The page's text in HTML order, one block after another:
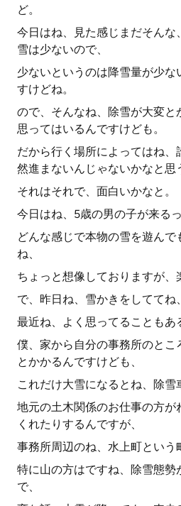
ど。
今日はね、見た感じまだそんな
雪は少ないので、
少ないというのは降雪量が少な
すけどね。
ので、そんなね、除雪が大変と
思ってはいるんですけども。
だから行く場所によってはね
然進まないんじゃないかなと思
それはそれで、面白いかなと。
今日はね、5歳の男の子が来る
どんな感じで本物の雪を遊んで
ね、
ちょっと想像しておりますが、
で、昨日ね、雪かきをしててね
最近ね、よく思ってることもあ
僕、家から自分の事務所のとこ
とかかるんですけども、
これだけ大雪になるとね、除雪
地元の土木関係のお仕事の方が
くれたりするんですが、
事務所周辺のね、水上町という
特に山の方はですね、除雪態勢
で、